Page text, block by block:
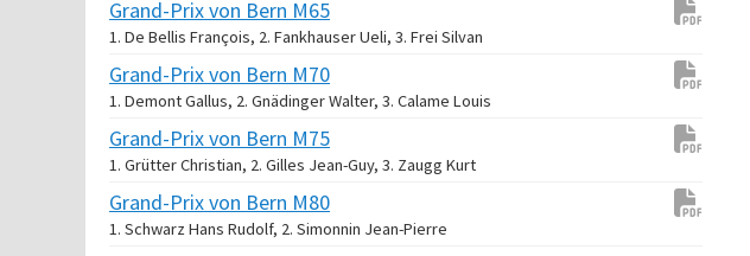
Grand-Prix von Bern M65
1. De Bellis François, 2. Fankhauser Ueli, 3. Frei Silvan
Grand-Prix von Bern M70
1. Demont Gallus, 2. Gnädinger Walter, 3. Calame Louis
Grand-Prix von Bern M75
1. Grütter Christian, 2. Gilles Jean-Guy, 3. Zaugg Kurt
Grand-Prix von Bern M80
1. Schwarz Hans Rudolf, 2. Simonnin Jean-Pierre